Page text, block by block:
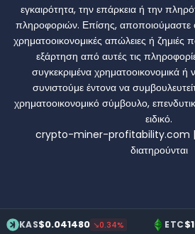
εγκαιρότητα, την επάρκεια ή την
πληροφοριών. Επίσης, αποποιούμαστε
χρηματοοικονομικές απώλειες ή
εξάρτηση από αυτές τις
συγκεκριμένα χρηματοοικονομικά ή
συνιστούμε έντονα να
χρηματοοικονομικό σύμβουλο,
ειδικό.
crypto-miner-profitability.com |
διατηρούνται
↘0.34% $10.90